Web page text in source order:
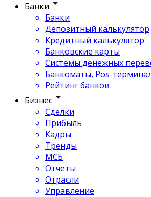
Банки
Банки
Депозитный калькулятор
Кредитный калькулятор
Банковские карты
Системы денежных
Банкоматы, Pos-
Рейтинг банков
Бизнес
Сделки
Прибыль
Кадры
Тренды
МСБ
Отчеты
Отрасли
Управление